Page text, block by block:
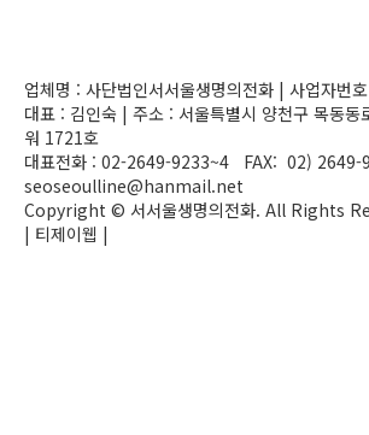
업체명 : 사단법인서서울생명의전화 | 사업자번
대표 : 김인숙 | 주소 : 서울특별시 양천구 목동
워 1721호
대표전화 : 02-2649-9233~4 FAX: 02)
seoseoulline@hanmail.net
Copyright © 서서울생명의전화. All Rights
| 티제이웹 |